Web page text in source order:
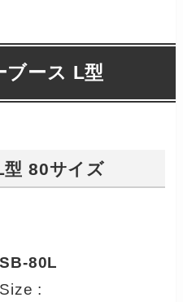
ブース L型
80サイズ
SB-80L
Size :